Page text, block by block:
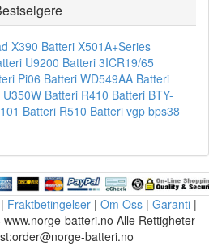
X390 Batteri X501A+Series
U9200 Batteri 3ICR19/65
Pi06 Batteri WD549AA Batteri
Batteri R410 Batteri BTY-
Batteri R510 Batteri vgp bps38
| Fraktbetingelser | Om Oss | Garanti |
batteri.no Alle Rettigheter
batteri.no